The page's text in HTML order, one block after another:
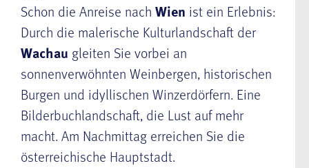
Schon die Anreise nach Wien ist ein Erlebnis:
Durch die malerische Kulturlandschaft der
Wachau gleiten Sie vorbei an
sonnenverwöhnten Weinbergen, historischen
Burgen und idyllischen Winzerdörfern. Eine
Bilderbuchlandschaft, die Lust auf mehr
macht. Am Nachmittag erreichen Sie die
österreichische Hauptstadt.